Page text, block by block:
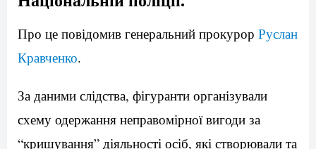
Про це повідомив генеральний прокурор Руслан
Кравченко.
За даними слідства, фігуранти організували
схему одержання неправомірної вигоди за
“кришування” діяльності осіб, які створювали та